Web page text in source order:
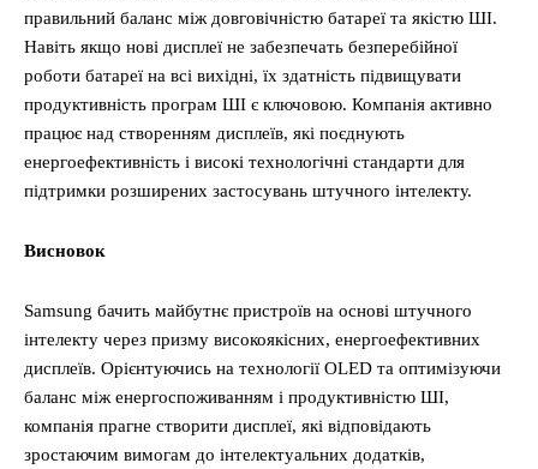
правильний баланс між довговічністю батареї та якістю ШІ.
Навіть якщо нові дисплеї не забезпечать безперебійної
роботи батареї на всі вихідні, їх здатність підвищувати
продуктивність програм ШІ є ключовою. Компанія активно
працює над створенням дисплеїв, які поєднують
енергоефективність і високі технологічні стандарти для
підтримки розширених застосувань штучного інтелекту.
Висновок
Samsung бачить майбутнє пристроїв на основі штучного
інтелекту через призму високоякісних, енергоефективних
дисплеїв. Орієнтуючись на технології OLED та оптимізуючи
баланс між енергоспоживанням і продуктивністю ШІ,
компанія прагне створити дисплеї, які відповідають
зростаючим вимогам до інтелектуальних додатків,